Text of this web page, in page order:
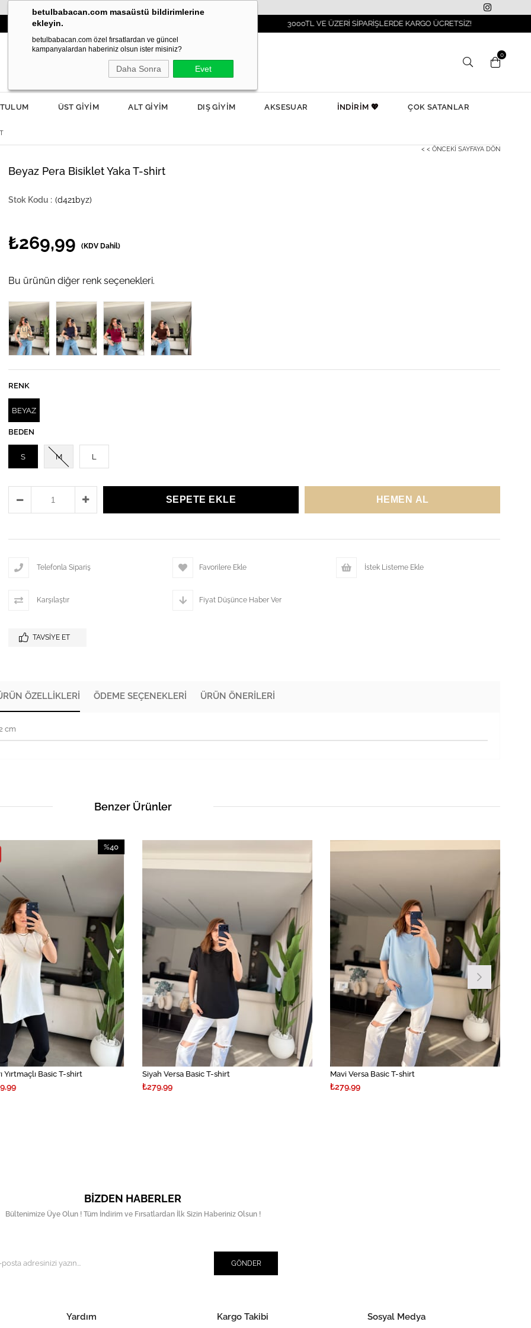
İLKBAHAR MODASI YANIBAŞINIZDA! 3000TL VE ÜZERİ SİPARİŞLERDE KARGO ÜCRETSİZ!
betulbabacan.com masaüstü bildirimlerine
ekleyin.
betulbabacan.com özel fırsatlardan ve güncel
kampanyalardan haberiniz olsun ister misiniz?
Daha Sonra Evet
0
TULUM ÜST GİYİM ALT GİYİM DIŞ GİYİM AKSESUAR İNDİRİM 💖 ÇOK SATANLAR
< < ÖNCEKI SAYFAYA DÖN
Beyaz Pera Bisiklet Yaka T-shirt
(d421byz)
₺269,99 (KDV Dahil)
Bu ürünün diğer renk seçenekleri.
Tükendi Tükendi
RENK
BEYAZ
BEDEN
S M L
Telefonla Sipariş Favorilere Ekle İstek Listeme Ekle
Karşılaştır Fiyat Düşünce Haber Ver
TAVSIYE ET
ÖZELLIKLERI ÖDEME SEÇENEKLERI ÜRÜN ÖNERILERI
cm
Benzer Ürünler
Yırtmaçlı Basic T-shirt
%40
Siyah Versa Basic T-shirt
₺279,99
Mavi Versa Basic T-shirt
₺279,99
BIZDEN HABERLER
Bültenimize Üye Olun ! Tüm İndirim ve Fırsatlardan İlk Sizin Haberiniz Olsun !
GÖNDER
Yardım Kargo Takibi Sosyal Medya